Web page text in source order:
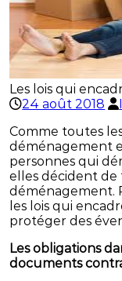
Les lois qui
24 août 2018
Comme toutes
déménagement
personnes qui
elles décident de
déménagement.
les lois qui
protéger des
Les obligations
documents